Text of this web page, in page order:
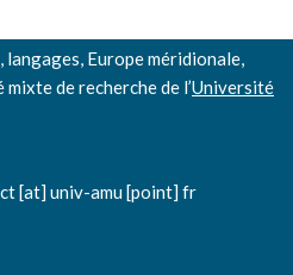
langages, Europe méridionale,
de recherche de l’Université
[at] univ-amu [point] fr